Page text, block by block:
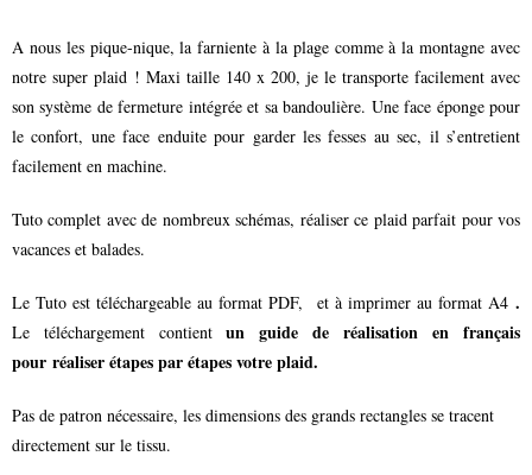
A nous les pique-nique, la farniente à la plage comme à la montagne avec
notre super plaid ! Maxi taille 140 x 200, je le transporte facilement avec
son système de fermeture intégrée et sa bandoulière. Une face éponge pour
le confort, une face enduite pour garder les fesses au sec, il s’entretient
facilement en machine.
Tuto complet avec de nombreux schémas, réaliser ce plaid parfait pour vos
vacances et balades.
Le Tuto est téléchargeable au format PDF, et à imprimer au format A4 .
Le téléchargement contientun guide de réalisation en français
pour réaliser étapes par étapes votre plaid.
Pas de patron nécessaire, les dimensions des grands rectangles se tracent
directement sur le tissu.